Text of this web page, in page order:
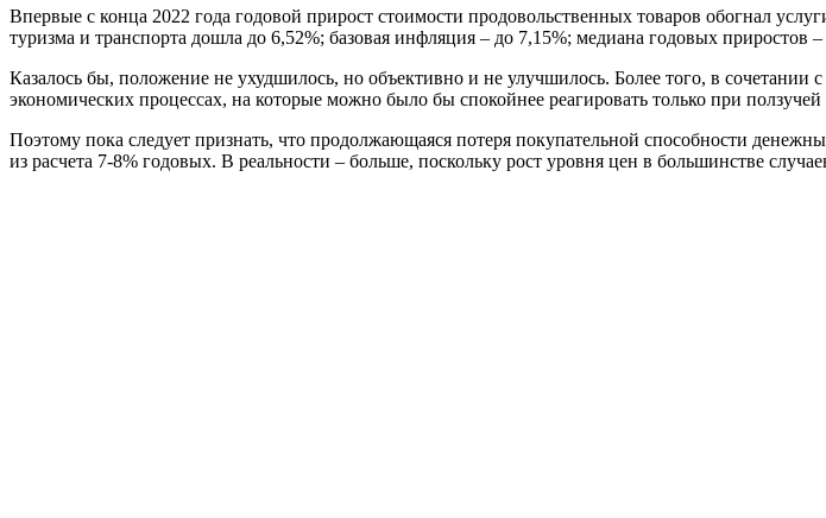
Впервые с конца 2022 года годовой прирост стоимости продовольственных товаров обогнал
туризма и транспорта дошла до 6,52%; базовая инфляция – до 7,15%; медиана годовых приростов
Казалось бы, положение не ухудшилось, но объективно и не улучшилось. Более того, в
экономических процессах, на которые можно было бы спокойнее реагировать только при
Поэтому пока следует признать, что продолжающаяся потеря покупательной способности
из расчета 7-8% годовых. В реальности – больше, поскольку рост уровня цен в большинстве